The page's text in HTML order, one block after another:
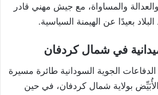
والمساواة، مع جيش مهني قادر
بعيدًا عن الهيمنة السياسية.
في شمال كردفان
الجوية السودانية طائرة مسيرة
بولاية شمال كردفان، في حين